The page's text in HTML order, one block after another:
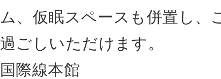
ム、仮眠スペースも併置し
過ごしいただけます。
国際線本館